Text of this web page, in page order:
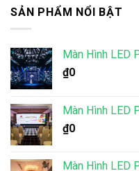
SẢN PHẨM NỔI BẬT
Màn Hình LED
₫0
Màn Hình LED
₫0
Màn Hình LED